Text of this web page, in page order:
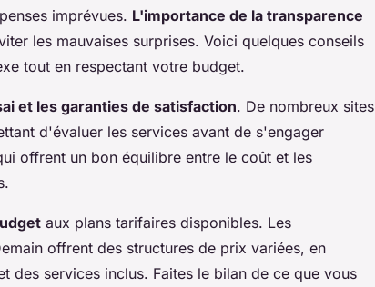
imprévues. L'importance de la transparence
les mauvaises surprises. Voici quelques conseils
tout en respectant votre budget.
et les garanties de satisfaction. De nombreux sites
d'évaluer les services avant de s'engager
offrent un bon équilibre entre le coût et les
aux plans tarifaires disponibles. Les
offrent des structures de prix variées, en
des services inclus. Faites le bilan de ce que vous